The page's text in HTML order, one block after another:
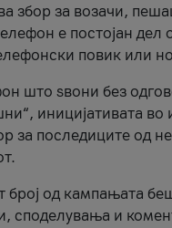
збор за возачи,
е постојан дел
повик или
што ѕвони без
иницијативата
за последиците од
од кампањата
споделувања и